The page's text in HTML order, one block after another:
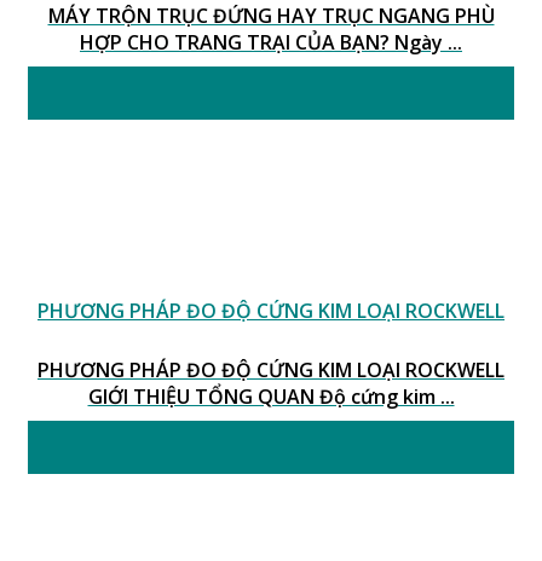
MÁY TRỘN TRỤC ĐỨNG HAY TRỤC NGANG PHÙ
HỢP CHO TRANG TRẠI CỦA BẠN? Ngày ...
PHƯƠNG PHÁP ĐO ĐỘ CỨNG KIM LOẠI ROCKWELL
PHƯƠNG PHÁP ĐO ĐỘ CỨNG KIM LOẠI ROCKWELL
GIỚI THIỆU TỔNG QUAN Độ cứng kim ...